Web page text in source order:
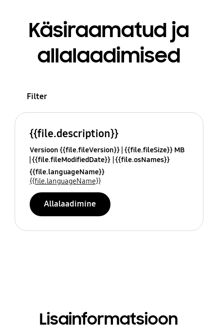
Käsiraamatud ja
allalaadimised
Filter
{{file.description}}
Versioon {{file.fileVersion}} {{file.fileSize}} MB
{{file.fileModifiedDate}} {{file.osNames}}
{{file.languageName}}
{{file.languageName}}
Allalaadimine
Lisainformatsioon